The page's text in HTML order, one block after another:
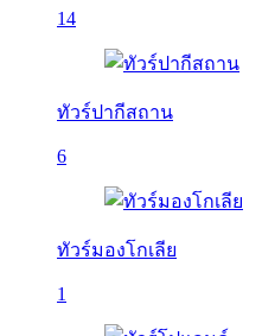
14
ทัวร์ปากีสถาน
6
ทัวร์มองโกเลีย
1